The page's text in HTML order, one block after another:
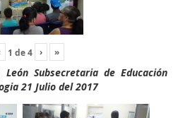
1 de4 › »
Subsecretaria de Educación
21 Julio del 2017